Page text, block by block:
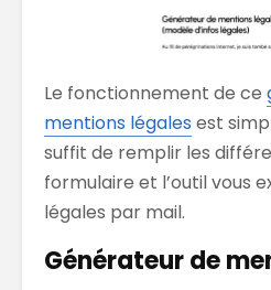
Le fonctionnement de ce
mentions légales est
suffit de remplir les
formulaire et l’outil vous
légales par mail.
Générateur de